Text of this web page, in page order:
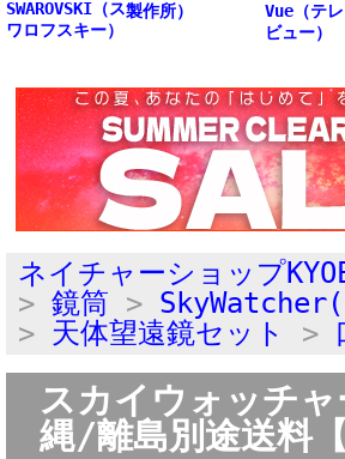
ネイチャーショップ
> 鏡筒 >
> 天体望遠鏡セット >
スカイウォッチ
縄/離島別途送料